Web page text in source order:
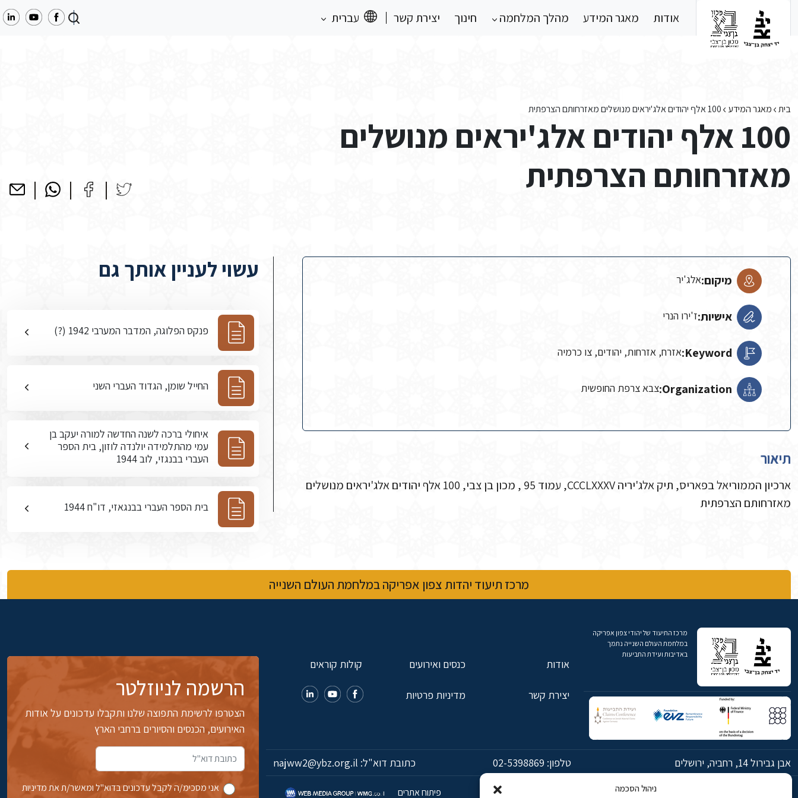
ניהול הסכמה
אודות מאגר המידע מהלך המלחמה חינוך יצירת קשר עברית
בית מאגר המידע 100 אלף יהודים אלג'יראים מנושלים מאזרחותם הצרפתית
100 אלף יהודים אלג'יראים מנושלים
מאזרחותם הצרפתית
מיקום:אלג'יר
אישיות:ז'ירו הנרי
Keyword: אזרח, אזרחות, יהודים, צו כרמיה
Organization: צבא צרפת החופשית
תיאור
ארכיון הממוריאל בפאריס, תיק אלג'יריה CCCLXXXV, עמוד 95 , מכון בן צבי, 100 אלף יהודים אלג'יראים מנושלים
מאזרחותם הצרפתית
עשוי לעניין אותך גם
פנקס הפלוגה, המדבר המערבי 1942 (?)
החייל שומן, הגדוד העברי השני
איחולי ברכה לשנה החדשה למורה יעקב בן
עמי מהתלמידה יולנדה לוזון, בית הספר
העברי בבנגזי, לוב 1944
בית הספר העברי בבנגאזי, דו"ח 1944
מרכז תיעוד יהדות צפון אפריקה במלחמת העולם השנייה
מרכז התיעוד של יהודי צפון אפריקה
במלחמת העולם השנייה נתמך
באדיבות ועידת התביעות
אודות כנסים ואירועים קולות קוראים
יצירת קשר מדיניות פרטיות
אבן גבירול 14, רחביה, ירושלים טלפון: 02-5398869 כתובת דוא"ל: najww2@ybz.org.il
© כל הזכויות שמורות ליד יצחק בן-צבי ירושלים פיתוח אתרים
הרשמה לניוזלטר
הצטרפו לרשימת התפוצה שלנו ותקבלו עדכונים על אודות
האירועים, הכנסים והסיורים ברחבי הארץ
אני מסכימ/ה לקבל עדכונים בדוא''ל ומאשר/ת את מדיניות